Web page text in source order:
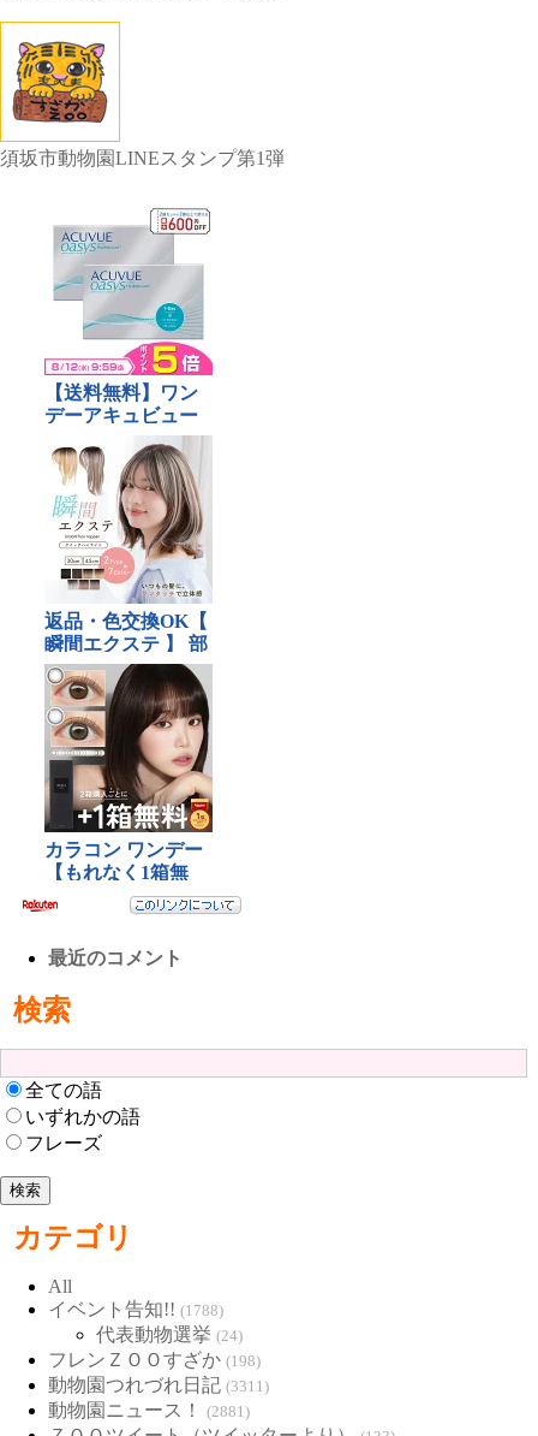
須坂市動物園LINEスタンプ第1弾
最近のコメント
検索
全ての語
いずれかの語
フレーズ
カテゴリ
All
イベント告知!! (1788)
代表動物選挙 (24)
フレンＺＯＯすざか (198)
動物園つれづれ日記 (3311)
動物園ニュース！ (2881)